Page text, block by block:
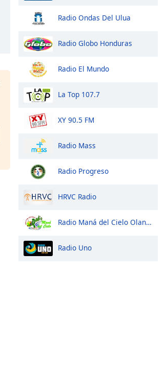
Radio Ondas Del Ulua
Radio Globo Honduras
Radio El Mundo
La Top 107.7
XY 90.5 FM
Radio Mass
Radio Progreso
HRVC Radio
Radio Maná del Cielo Olanchito
Radio Uno